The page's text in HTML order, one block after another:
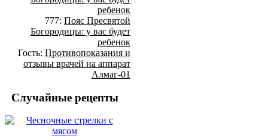
ребенок
777: Пояс Пресвятой
Богородицы: у вас будет
ребенок
Гость: Противопоказания и
отзывы врачей на аппарат
Алмаг-01
Случайные рецепты